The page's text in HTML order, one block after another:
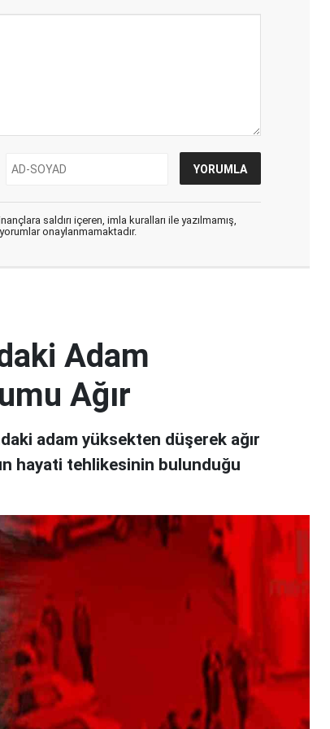
saldırı içeren, imla kuralları ile yazılmamış,
onaylanmamaktadır.
Adam
Ağır
adam yüksekten düşerek ağır
hayati tehlikesinin bulunduğu